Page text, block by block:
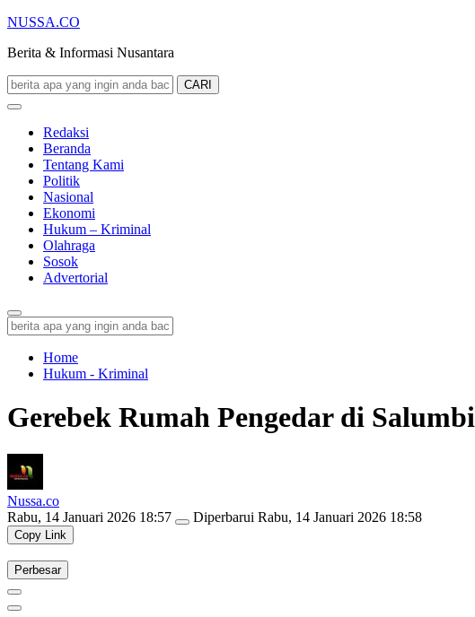
NUSSA.CO
Berita & Informasi Nusantara
CARI
Redaksi
Beranda
Tentang Kami
Politik
Nasional
Ekonomi
Hukum – Kriminal
Olahraga
Sosok
Advertorial
Home
Hukum - Kriminal
Gerebek Rumah Pengedar di
Nussa.co
Rabu, 14 Januari 2026 18:57
Diperbarui Rabu, 14 Januari 2026 18:58
Copy Link
Perbesar